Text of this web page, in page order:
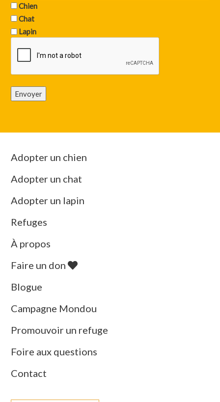
Chien
Chat
Lapin
Envoyer
Adopter un chien
Adopter un chat
Adopter un lapin
Refuges
À propos
Faire un don
Blogue
Campagne Mondou
Promouvoir un refuge
Foire aux questions
Contact